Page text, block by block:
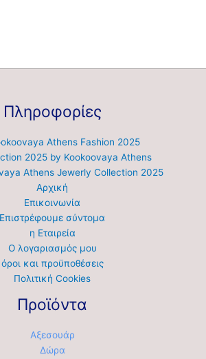
Πληροφορίες
Athens Fashion 2025
2025 by Kookoovaya Athens
Athens Jewerly Collection 2025
Αρχική
Επικοινωνία
Επιστρέφουμε σύντομα
η Εταιρεία
Ο λογαριασμός μου
όροι και προϋποθέσεις
Πολιτική Cookies
Προϊόντα
Αξεσουάρ
Δώρα